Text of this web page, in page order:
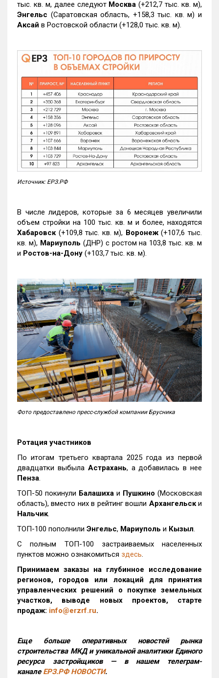
тыс. кв. м, далее следуют Москва (+212,7 тыс. кв. м),
Энгельс (Саратовская область, +158,3 тыс. кв. м) и
Аксай в Ростовской области (+128,0 тыс. кв. м).
Источник: ЕРЗ.РФ
В числе лидеров, которые за 6 месяцев увеличили
объем стройки на 100 тыс. кв. м и более, находятся
Хабаровск (+109,8 тыс. кв. м), Воронеж(+107,6 тыс.
кв. м), Мариуполь (ДНР) с ростом на 103,8 тыс. кв. м
и Ростов-на-Дону (+103,7 тыс. кв. м).
Фото предоставлено пресс-службой компании Брусника
Ротация участников
По итогам третьего квартала 2025 года из первой
двадцатки выбыла Астрахань, а добавилась в нее
Пенза.
ТОП-50 покинули Балашиха и Пушкино (Московская
область), вместо них в рейтинг вошли Архангельски
Нальчик.
ТОП-100 пополнили Энгельс, Мариуполь и Кызыл.
С полным ТОП-100 застраиваемых населенных
пунктов можно ознакомиться здесь.
Принимаем заказы на глубинное исследование
регионов, городов или локаций для принятия
управленческих решений о покупке земельных
участков, выводе новых проектов, старте
продаж: info@erzrf.ru.
Еще больше оперативных новостей рынка
строительства МКД и уникальной аналитики Единого
ресурса застройщиков — в нашем телеграм-
канале ЕРЗ.РФ НОВОСТИ.